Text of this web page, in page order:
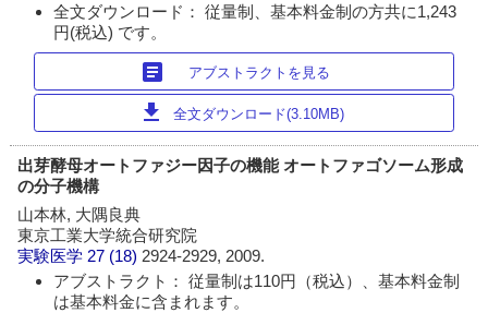
全文ダウンロード： 従量制、基本料金制の方共に1,243
円(税込) です。
article アブストラクトを見る
download 全文ダウンロード(3.10MB)
出芽酵母オートファジー因子の機能 オートファゴソーム形成
の分子機構
山本林, 大隅良典
東京工業大学統合研究院
実験医学 27 (18) 2924-2929, 2009.
アブストラクト： 従量制は110円（税込）、基本料金制
は基本料金に含まれます。